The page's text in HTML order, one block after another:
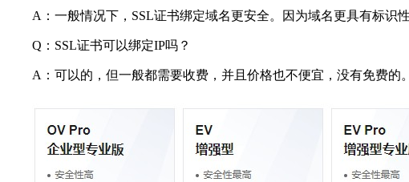
A：一般情况下，SSL证书绑定域名更安全。因为域名更具有标识
Q：SSL证书可以绑定IP吗？
A：可以的，但一般都需要收费，并且价格也不便宜，没有免费的。